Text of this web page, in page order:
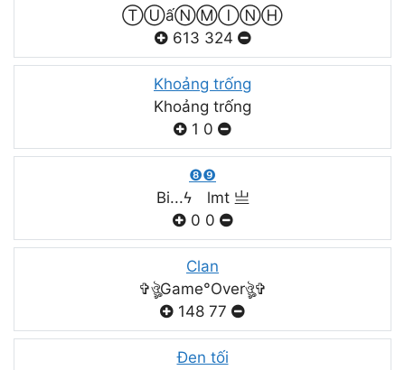
ⓉⓊấⓃⓂⒾⓃⒽ
613 324
Khoảng trống
Khoảng trống
1 0
❽❾
Bi...ϟ lmt 亗
0 0
Clan
✞ঔৣGame°Overঔৣ✞
148 77
Đen tối